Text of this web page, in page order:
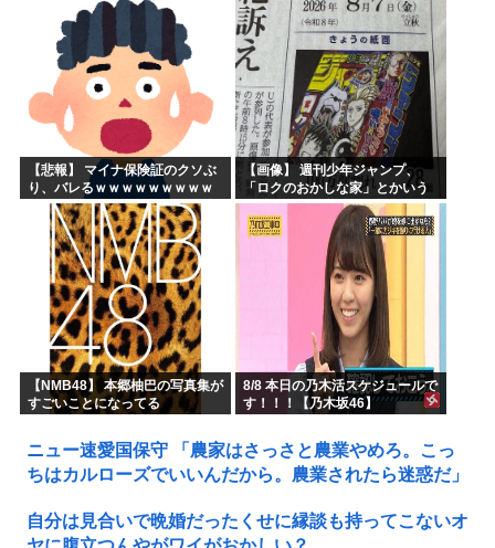
【悲報】 マイナ保険証のクソぶ
り、バレるｗｗｗｗｗｗｗｗｗ
【画像】 週刊少年ジャンプ、
「ロクのおかしな家」とかいう
微妙な漫画を巻頭カラーにした
せいで100万部切る
【NMB48】 本郷柚巴の写真集が
すごいことになってる
8/8 本日の乃木活スケジュールで
す！！！【乃木坂46】
ニュー速愛国保守 「農家はさっさと農業やめろ。こっ
ちはカルローズでいいんだから。農業されたら迷惑だ」
自分は見合いで晩婚だったくせに縁談も持ってこないオ